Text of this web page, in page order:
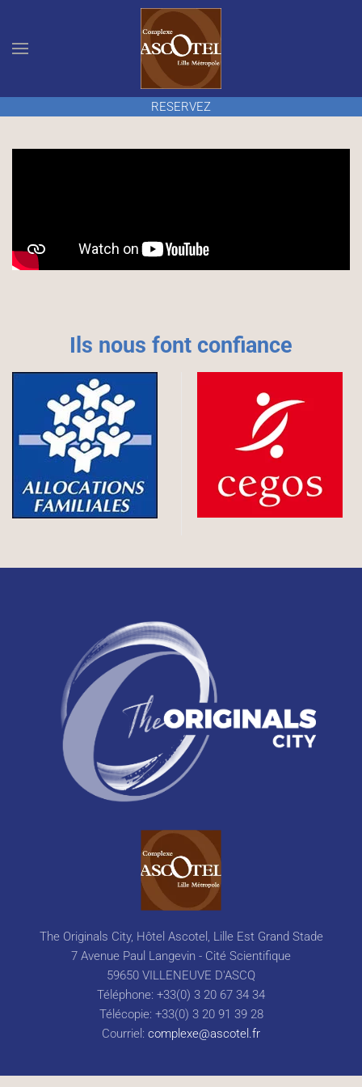
Accéder au contenu principal
RESERVEZ
Ils nous font confiance
The Originals City, Hôtel Ascotel, Lille Est Grand Stade
7 Avenue Paul Langevin - Cité Scientifique
59650 VILLENEUVE D'ASCQ
Téléphone: +33(0) 3 20 67 34 34
Télécopie: +33(0) 3 20 91 39 28
Courriel: complexe@ascotel.fr